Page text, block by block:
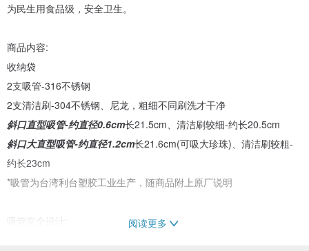
为民生用食品级，安全卫生。
商品内容:
收纳袋
2支吸管-316不锈钢
2支清洁刷-304不锈钢、尼龙，粗细不同刷洗才干净
斜口直型吸管-约直径0.6cm长21.5cm、清洁刷较细-约长20.5cm
斜口大直型吸管-约直径1.2cm长21.6cm(可吸大珍珠)、清洁刷较粗-
约长23cm
*吸管为台湾利台塑胶工业生产，随商品附上原厂说明
吸管安全设计:
阅读更多